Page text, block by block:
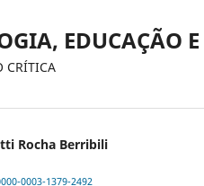
EDUCAÇÃO
CRÍTICA
Rocha Berribili
0003-1379-2492